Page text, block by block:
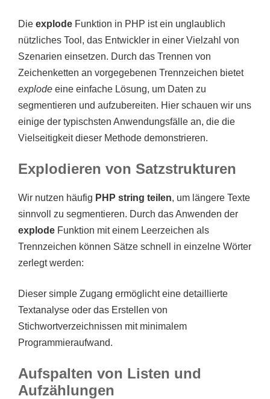
Die explode Funktion in PHP ist ein unglaublich
nützliches Tool, das Entwickler in einer Vielzahl von
Szenarien einsetzen. Durch das Trennen von
Zeichenketten an vorgegebenen Trennzeichen bietet
explode eine einfache Lösung, um Daten zu
segmentieren und aufzubereiten. Hier schauen wir uns
einige der typischsten Anwendungsfälle an, die die
Vielseitigkeit dieser Methode demonstrieren.
Explodieren von Satzstrukturen
Wir nutzen häufig PHP string teilen, um längere Texte
sinnvoll zu segmentieren. Durch das Anwenden der
explode Funktion mit einem Leerzeichen als
Trennzeichen können Sätze schnell in einzelne Wörter
zerlegt werden:
Dieser simple Zugang ermöglicht eine detaillierte
Textanalyse oder das Erstellen von
Stichwortverzeichnissen mit minimalem
Programmieraufwand.
Aufspalten von Listen und
Aufzählungen